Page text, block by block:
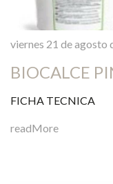
viernes 21 de agosto
BIOCALCE
FICHA TECNICA
readMore